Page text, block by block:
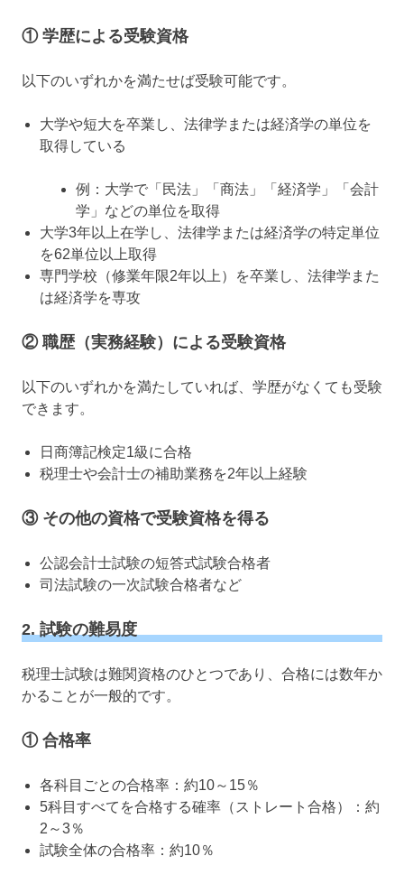
① 学歴による受験資格
以下のいずれかを満たせば受験可能です。
大学や短大を卒業し、法律学または経済学の単位を
取得している
例：大学で「民法」「商法」「経済学」「会計
学」などの単位を取得
大学3年以上在学し、法律学または経済学の特定単位
を62単位以上取得
専門学校（修業年限2年以上）を卒業し、法律学また
は経済学を専攻
② 職歴（実務経験）による受験資格
以下のいずれかを満たしていれば、学歴がなくても受験
できます。
日商簿記検定1級に合格
税理士や会計士の補助業務を2年以上経験
③ その他の資格で受験資格を得る
公認会計士試験の短答式試験合格者
司法試験の一次試験合格者など
2. 試験の難易度
税理士試験は難関資格のひとつであり、合格には数年か
かることが一般的です。
① 合格率
各科目ごとの合格率：約10～15％
5科目すべてを合格する確率（ストレート合格）：約
2～3％
試験全体の合格率：約10％